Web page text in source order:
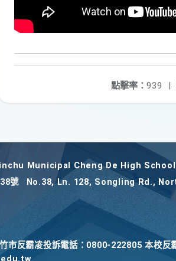
點擊率： 939 |
Municipal Cheng De High School
號
No.38, Ln. 128, Songling Rd.,
市反霸凌投訴電話：0800-222805 本校